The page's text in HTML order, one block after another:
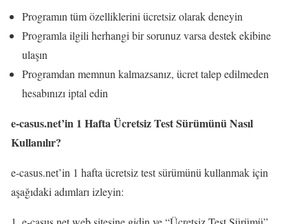
Programın tüm özelliklerini ücretsiz olarak deneyin
Programla ilgili herhangi bir sorunuz varsa destek ekibine
ulaşın
Programdan memnun kalmazsanız, ücret talep edilmeden
hesabınızı iptal edin
e-casus.net’in 1 Hafta Ücretsiz Test Sürümünü Nasıl
Kullanılır?
e-casus.net’in 1 hafta ücretsiz test sürümünü kullanmak için
aşağıdaki adımları izleyin: